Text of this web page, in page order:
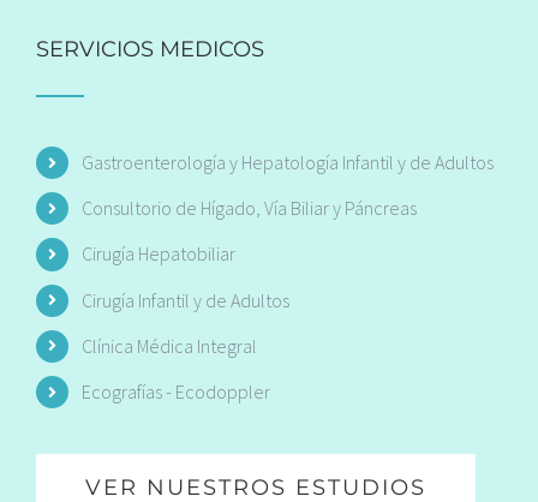
SERVICIOS MEDICOS
Gastroenterología y Hepatología Infantil y de Adultos
Consultorio de Hígado, Vía Biliar y Páncreas
Cirugía Hepatobiliar
Cirugía Infantil y de Adultos
Clínica Médica Integral
Ecografías - Ecodoppler
VER NUESTROS ESTUDIOS